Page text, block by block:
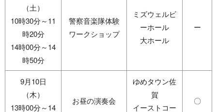
（土）
10時30分～11
時20分
14時00分～14
時50分
警察音楽隊体験
ワークショップ
ミズウェルビ
ーホール
大ホール
ー
9月10日
（木）
13時00分～14
お昼の演奏会
ゆめタウン佐
賀
イーストコー
〇